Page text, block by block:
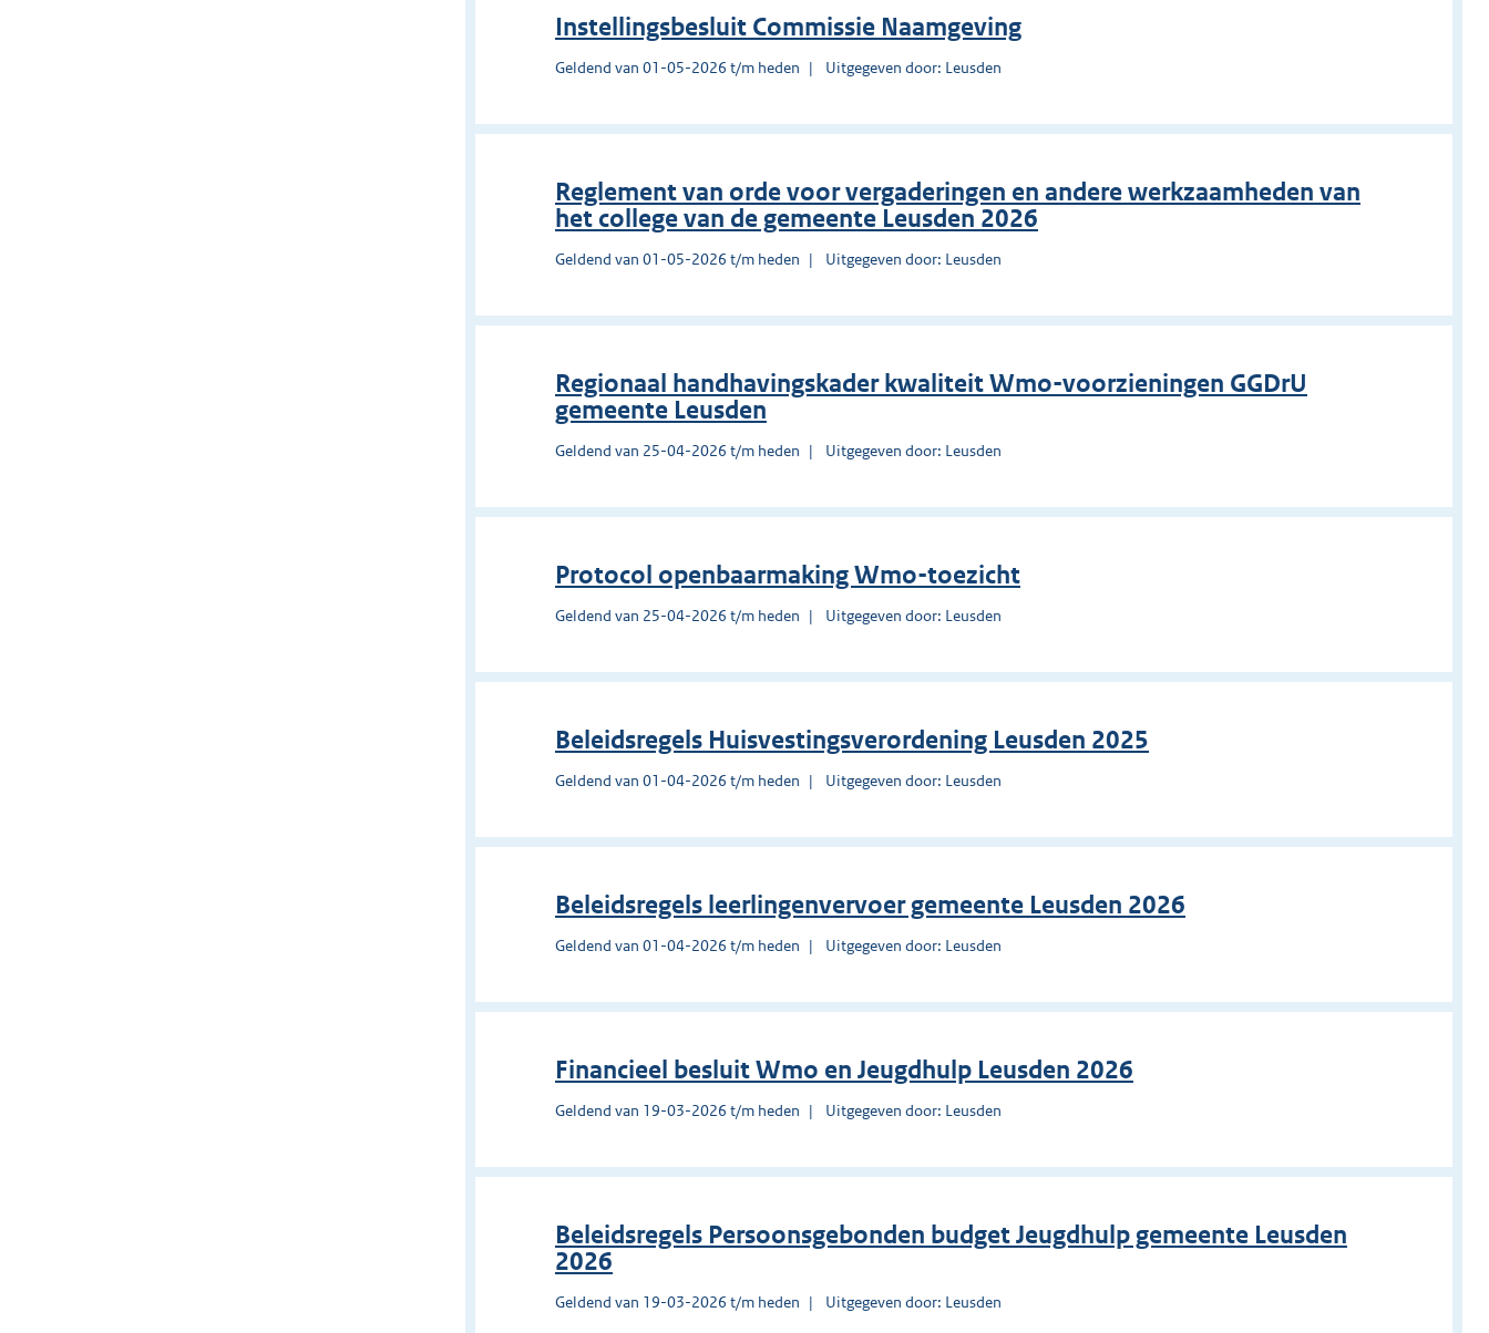
Instellingsbesluit Commissie Naamgeving
Geldend van 01-05-2026 t/m heden Uitgegeven door: Leusden
Reglement van orde voor vergaderingen en andere werkzaamheden van
het college van de gemeente Leusden 2026
Geldend van 01-05-2026 t/m heden Uitgegeven door: Leusden
Regionaal handhavingskader kwaliteit Wmo-voorzieningen GGDrU
gemeente Leusden
Geldend van 25-04-2026 t/m heden Uitgegeven door: Leusden
Protocol openbaarmaking Wmo-toezicht
Geldend van 25-04-2026 t/m heden Uitgegeven door: Leusden
Beleidsregels Huisvestingsverordening Leusden 2025
Geldend van 01-04-2026 t/m heden Uitgegeven door: Leusden
Beleidsregels leerlingenvervoer gemeente Leusden 2026
Geldend van 01-04-2026 t/m heden Uitgegeven door: Leusden
Financieel besluit Wmo en Jeugdhulp Leusden 2026
Geldend van 19-03-2026 t/m heden Uitgegeven door: Leusden
Beleidsregels Persoonsgebonden budget Jeugdhulp gemeente Leusden
2026
Geldend van 19-03-2026 t/m heden Uitgegeven door: Leusden